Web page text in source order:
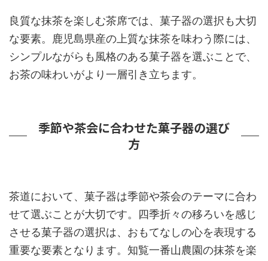
良質な抹茶を楽しむ茶席では、菓子器の選択も大切
な要素。鹿児島県産の上質な抹茶を味わう際には、
シンプルながらも風格のある菓子器を選ぶことで、
お茶の味わいがより一層引き立ちます。
季節や茶会に合わせた菓子器の選び
方
茶道において、菓子器は季節や茶会のテーマに合わ
せて選ぶことが大切です。四季折々の移ろいを感じ
させる菓子器の選択は、おもてなしの心を表現する
重要な要素となります。知覧一番山農園の抹茶を楽